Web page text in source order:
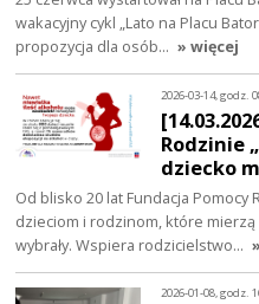
wakacyjny cykl „Lato na Placu
propozycja dla osób… » więcej
2026-03-14, godz.
Rodzinie
dziecko
Od blisko 20 lat Fundacja Pomocy
dzieciom i rodzinom, które
wybrały. Wspiera rodzicielstwo…
2026-01-08, godz.